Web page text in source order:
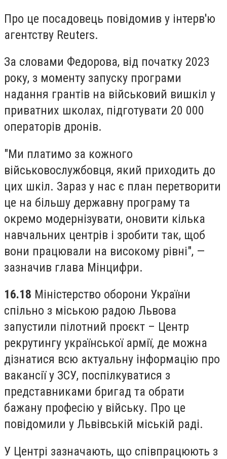
Про це посадовець повідомив у інтерв'ю
агентству Reuters.
За словами Федорова, від початку 2023
року, з моменту запуску програми
надання грантів на військовий вишкіл у
приватних школах, підготувати 20 000
операторів дронів.
"Ми платимо за кожного
військовослужбовця, який приходить до
цих шкіл. Зараз у нас є план перетворити
це на більшу державну програму та
окремо модернізувати, оновити кілька
навчальних центрів і зробити так, щоб
вони працювали на високому рівні", —
зазначив глава Мінцифри.
16.18 Міністерство оборони України
спільно з міською радою Львова
запустили пілотний проєкт – Центр
рекрутингу української армії, де можна
дізнатися всю актуальну інформацію про
вакансії у ЗСУ, поспілкуватися з
представниками бригад та обрати
бажану професію у війську. Про це
повідомили у Львівській міській раді.
У Центрі зазначають, що співпрацюють з